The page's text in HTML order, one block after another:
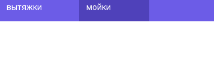
вытяжки
мойки